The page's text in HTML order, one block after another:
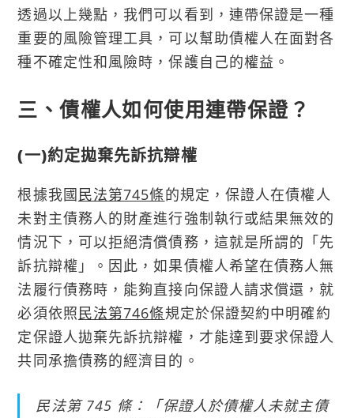
透過以上幾點，我們可以看到，連帶保證是一種
重要的風險管理工具，可以幫助債權人在面對各
種不確定性和風險時，保護自己的權益。
三、債權人如何使用連帶保證？
(一)約定拋棄先訴抗辯權
根據我國民法第745條的規定，保證人在債權人
未對主債務人的財產進行強制執行或結果無效的
情況下，可以拒絕清償債務，這就是所謂的「先
訴抗辯權」。因此，如果債權人希望在債務人無
法履行債務時，能夠直接向保證人請求償還，就
必須依照民法第746條規定於保證契約中明確約
定保證人拋棄先訴抗辯權，才能達到要求保證人
共同承擔債務的經濟目的。
民法第 745 條：「保證人於債權人未就主債